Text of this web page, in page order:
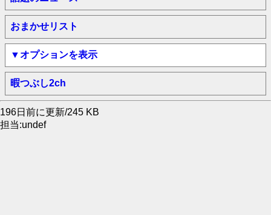
おまかせリスト
▼オプションを表示
暇つぶし2ch
196日前に更新/245 KB
担当:undef